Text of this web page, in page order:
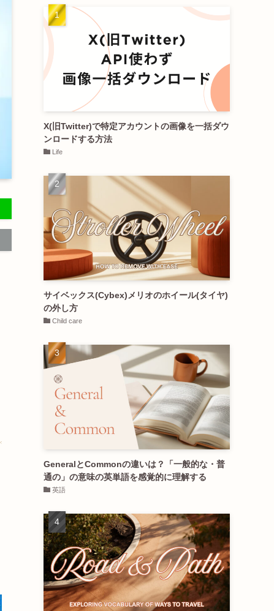
X(旧Twitter)で特定アカウントの画像を一括ダウ
ンロードする方法
Life
サイベックス(Cybex)メリオのホイール(タイヤ)
の外し方
Child care
GeneralとCommonの違いは？「一般的な・普
通の」の意味の英単語を感覚的に理解する
英語